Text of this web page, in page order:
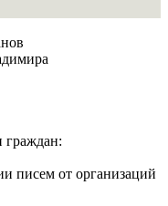
граждан:
писем от организаций